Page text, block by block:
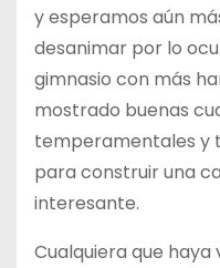
y esperamos aún
desanimar por lo
gimnasio con más
mostrado buenas
temperamentales y
para construir una
interesante.
Cualquiera que